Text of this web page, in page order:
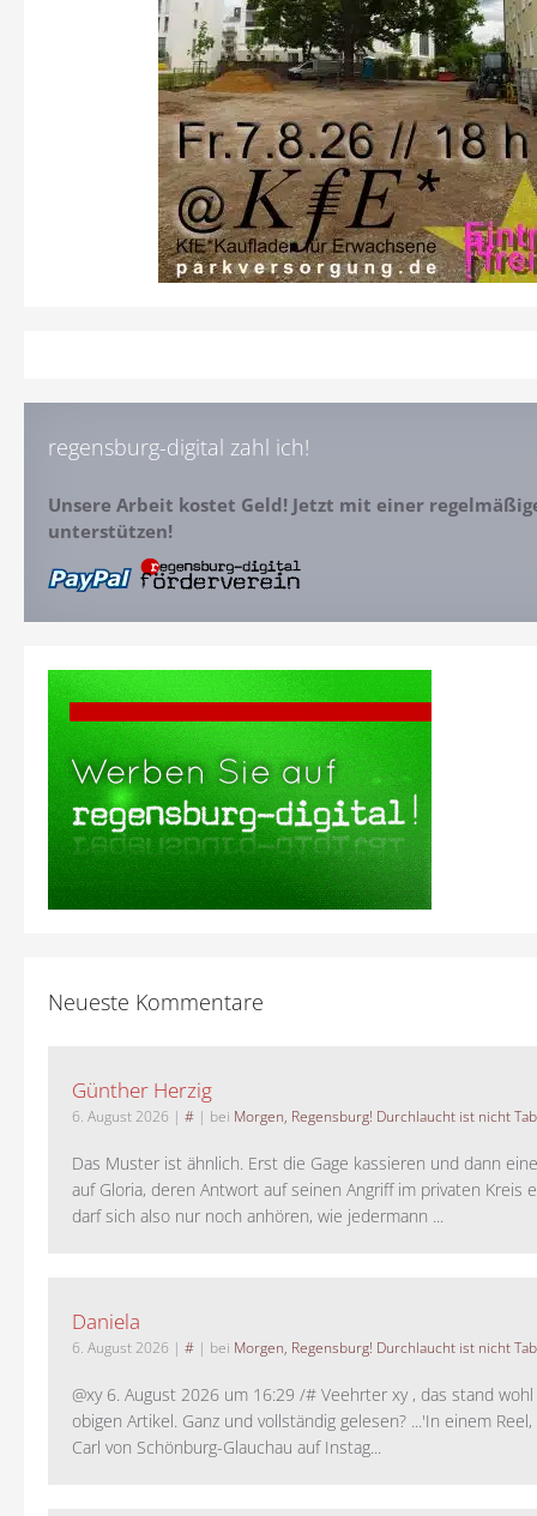
regensburg-digital zahl ich!
Unsere Arbeit kostet Geld! Jetzt mit einer
unterstützen!
Neueste Kommentare
Günther Herzig
6. August 2026 | # | bei Morgen, Regensburg! Durchlaucht ist nicht
Das Muster ist ähnlich. Erst die Gage kassieren und dann
auf Gloria, deren Antwort auf seinen Angriff im privaten Kreis
darf sich also nur noch anhören, wie jedermann ...
Daniela
6. August 2026 | # | bei Morgen, Regensburg! Durchlaucht ist nicht
@xy 6. August 2026 um 16:29 /# Veehrter xy , das stand
obigen Artikel. Ganz und vollständig gelesen? ...'In einem
Carl von Schönburg-Glauchau auf Instag...